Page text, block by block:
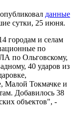
данные
сутки, 25 июня.
городам и селам
по
по Ольговскому,
40 ударов из
Малой Токмачке и
Добавилось 38
объектов", -